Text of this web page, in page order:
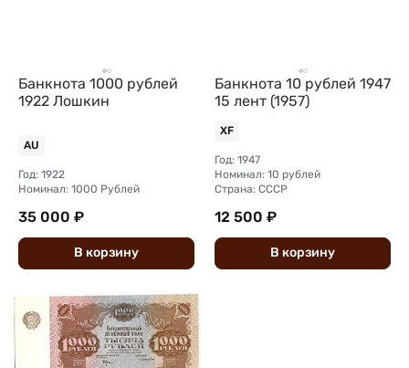
Банкнота 1000 рублей
1922 Лошкин
AU
Год: 1922
Номинал: 1000 Рублей
35 000 ₽
В корзину
Банкнота 10 рублей 1947
15 лент (1957)
XF
Год: 1947
Номинал: 10 рублей
Страна: СССР
12 500 ₽
В корзину